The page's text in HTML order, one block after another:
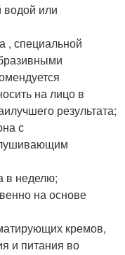
или
, специальной
на лицо в
результата;
с
в неделю;
на основе
кремов,
и питания во